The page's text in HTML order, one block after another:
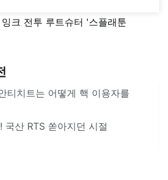
크 전투 루트슈터 '스플래툰
티치트는 어떻게 핵 이용자를
국산 RTS 쏟아지던 시절